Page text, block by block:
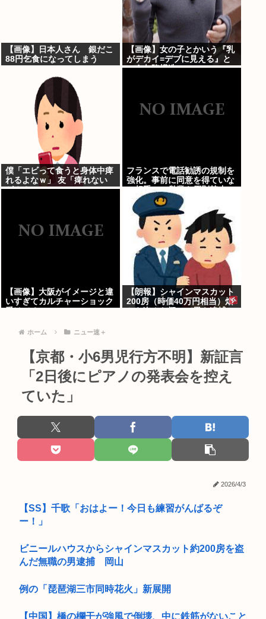
【画像】日本人さん 銀だこ
88円乞食になってしまう
【画像】女の子とかいう『乳
がデカイ=デブに見える』と
いう欠陥構造www
僕「エビって食うと身体中痺
れるよなｗ」 友「痺れない
が？？」
フランスで電話勧誘の規制を
強化。事前に同意を得ていな
い相手への営業を原則禁止
【画像】大阪がイメージと違
いすぎてカルチャーショック
【朗報】シャインマスカット
200房（時価40万円相当）畑
ホーム ニュー速＋
【京都・小6男児行方不明】新証言
「2日後にピアノの発表会を控え
ていた」
2026/4/3
【SS】千歌「おはよー！今日も練習がんばるぞ
ー！」
ビニールハウスからシャインマスカット約200房を盗
んだ無職の男逮捕 岡山
例の「琵琶湖三市同時花火」新展開
【中国】橋の欄干が強風で倒壊、中に鉄筋がないこと